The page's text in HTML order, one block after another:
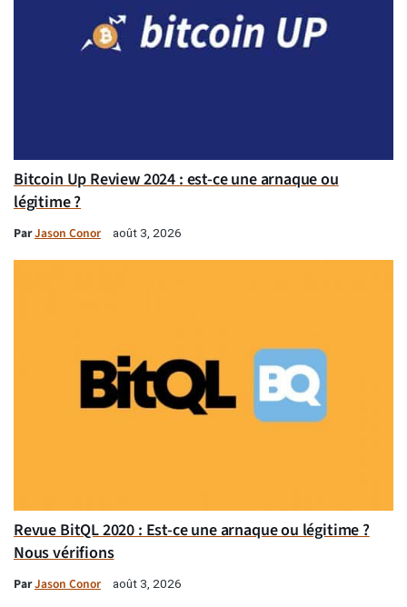
Bitcoin Up Review 2024 : est-ce une arnaque ou
légitime ?
ParJason Conor août 3, 2026
Revue BitQL 2020 : Est-ce une arnaque ou légitime ?
Nous vérifions
ParJason Conor août 3, 2026